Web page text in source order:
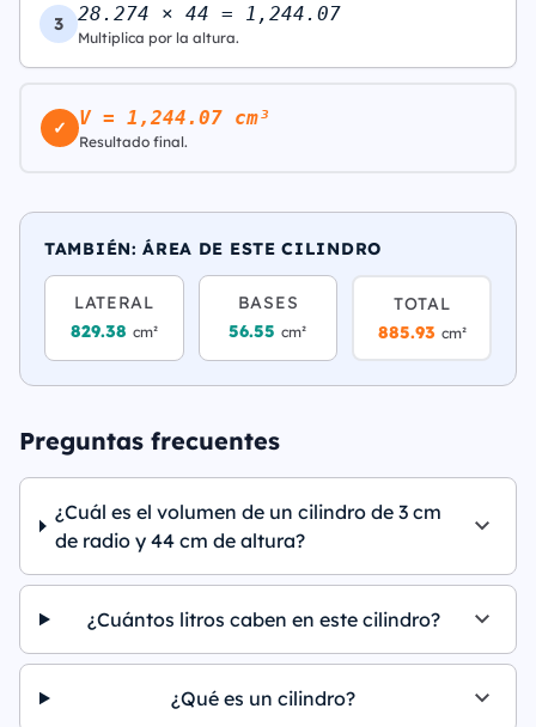
3 28.274 × 44 = 1,244.07
Multiplica por la altura.
✓ V = 1,244.07 cm³
Resultado final.
TAMBIÉN: ÁREA DE ESTE CILINDRO
LATERAL
829.38 cm²
BASES
56.55cm²
TOTAL
885.93 cm²
Preguntas frecuentes
¿Cuál es el volumen de un cilindro de 3 cm
de radio y 44 cm de altura?
¿Cuántos litros caben en este cilindro?
¿Qué es un cilindro?